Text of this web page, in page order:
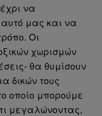
να
μας και να
Οι
χωρισμών
θα θυμίσουν
δικών τους
οποίο μπορούμε
μεγαλώνοντας,